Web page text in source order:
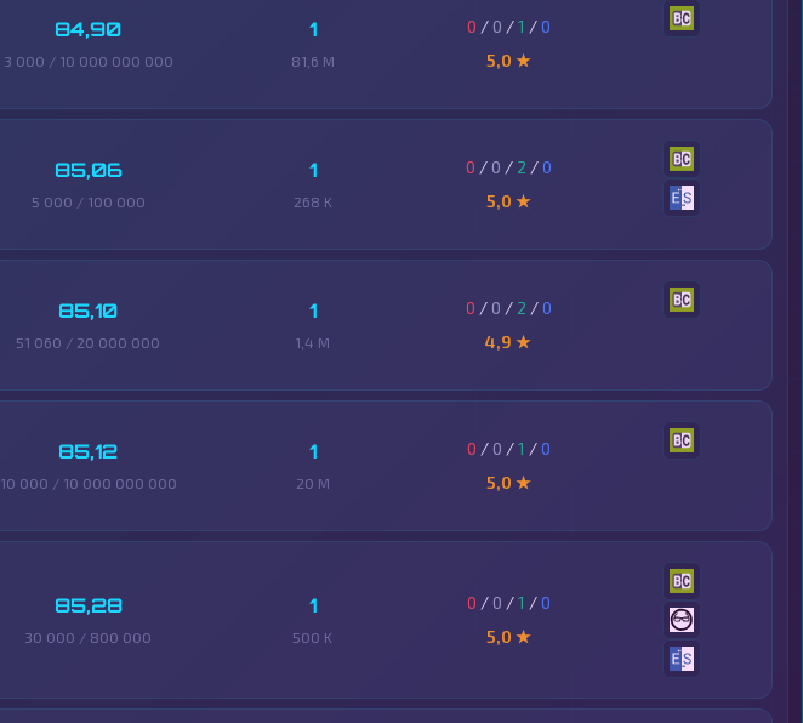
84,90
3 000 / 10 000 000 000
1
81,6 M
0 / 0 /1 /0
5,0 ★
85,06
5 000 / 100 000
1
268 K
0 / 0 / 2 /0
5,0 ★
85,10
51 060 / 20 000 000
1
1,4 M
0 / 0 / 2 /0
4,9 ★
85,12
10 000 / 10 000 000 000
1
20 M
0 / 0 /1 /0
5,0 ★
85,28
30 000 / 800 000
1
500 K
0 / 0 /1 /0
5,0 ★